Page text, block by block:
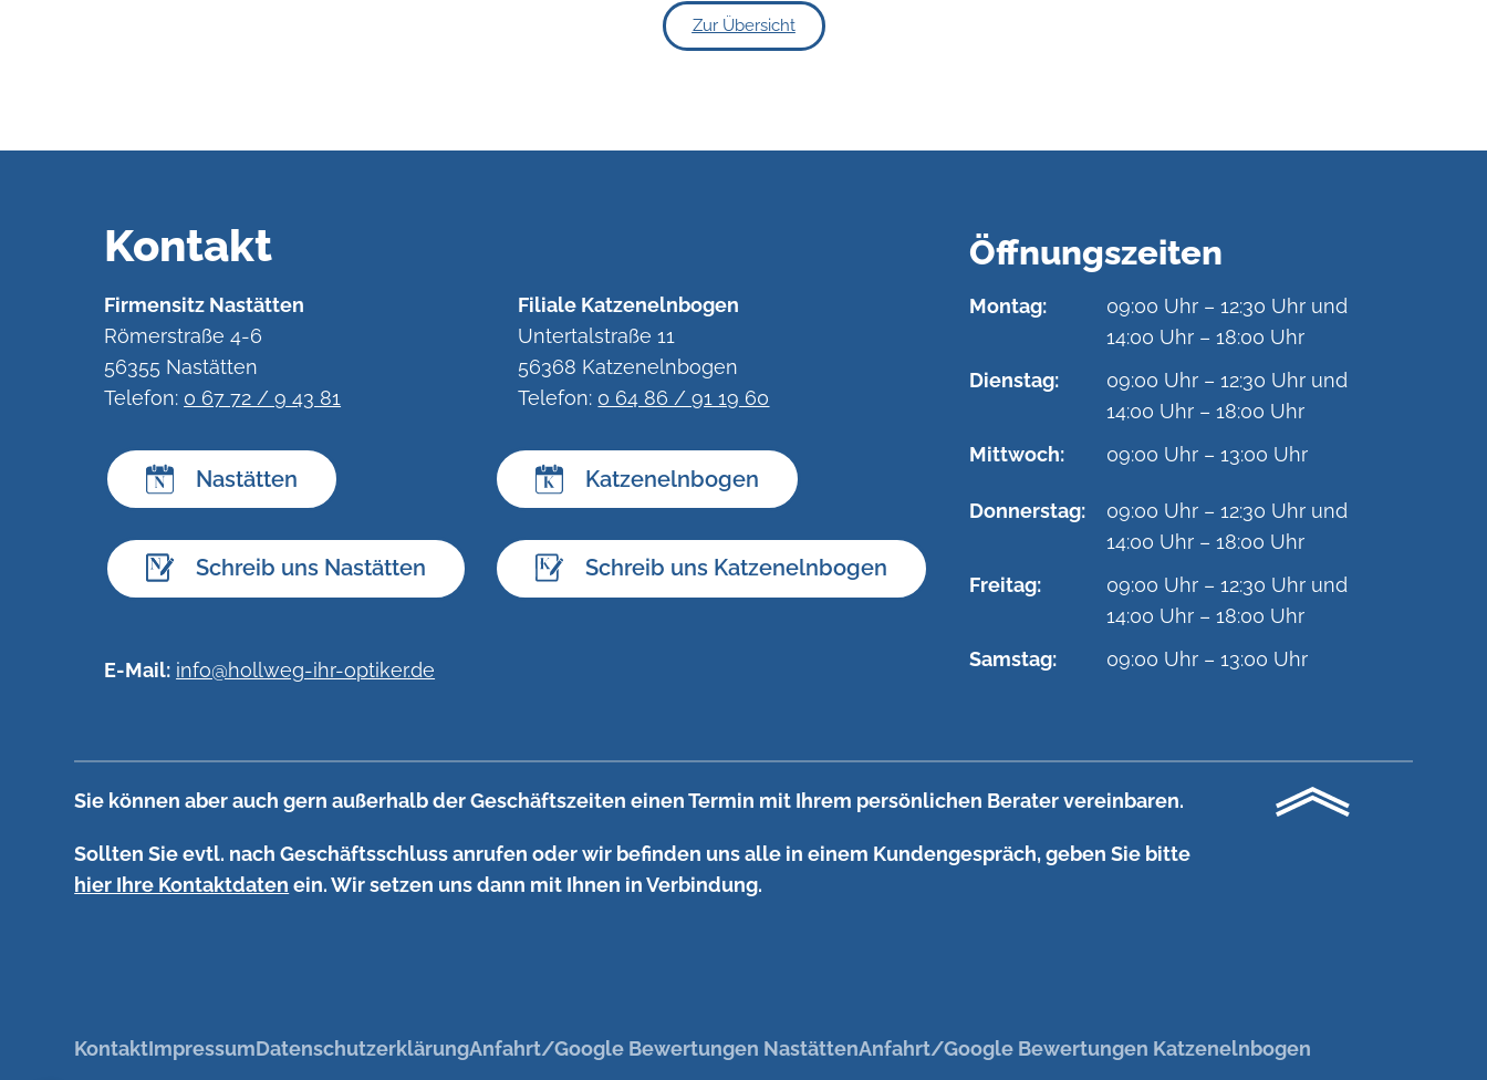
Zur Übersicht
Kontakt
Firmensitz Nastätten
Römerstraße 4-6
56355 Nastätten
Telefon: 0 67 72 / 9 43 81
Filiale Katzenelnbogen
Untertalstraße 11
56368 Katzenelnbogen
Telefon: 0 64 86 / 91 19 60
Nastätten Katzenelnbogen
Schreib uns Nastätten Schreib uns Katzenelnbogen
E-Mail: info@hollweg-ihr-optiker.de
Öffnungszeiten
Montag:
09:00 Uhr – 12:30 Uhr und
14:00 Uhr – 18:00 Uhr
Dienstag:
09:00 Uhr – 12:30 Uhr und
14:00 Uhr – 18:00 Uhr
Mittwoch:
09:00 Uhr – 13:00 Uhr
Donnerstag:
09:00 Uhr – 12:30 Uhr und
14:00 Uhr – 18:00 Uhr
Freitag:
09:00 Uhr – 12:30 Uhr und
14:00 Uhr – 18:00 Uhr
Samstag:
09:00 Uhr – 13:00 Uhr
Sie können aber auch gern außerhalb der Geschäftszeiten einen Termin mit Ihrem persönlichen Berater vereinbaren.
Sollten Sie evtl. nach Geschäftsschluss anrufen oder wir befinden uns alle in einem Kundengespräch, geben Sie bitte
hier Ihre Kontaktdaten ein. Wir setzen uns dann mit Ihnen in Verbindung.
KontaktImpressumDatenschutzerklärungAnfahrt/Google Bewertungen NastättenAnfahrt/Google Bewertungen Katzenelnbogen